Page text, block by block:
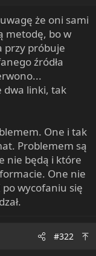
że oni sami
metodę, bo w
przy próbuje
źródła
dwa linki, tak
One i tak
Problemem są
nie będą i które
One nie
wycofaniu się
#322